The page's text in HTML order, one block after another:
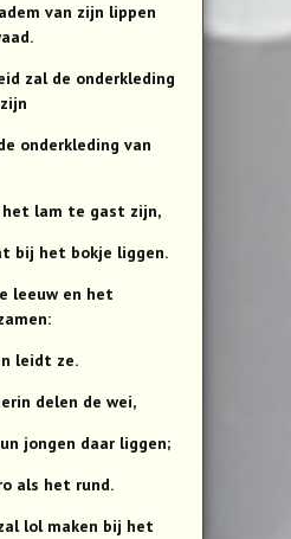
van zijn lippen
zal de onderkleding
onderkleding van
het lam te gast zijn,
bij het bokje liggen.
leeuw en het
leidt ze.
delen de wei,
jongen daar liggen;
als het rund.
lol maken bij het